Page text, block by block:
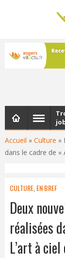
Les
Accueil » Culture »
dans le cadre de «
CULTURE EN BREF
Deux
réalisées
L’art à